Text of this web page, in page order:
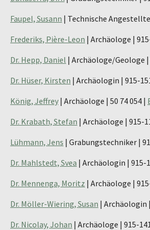
Faupel, Susann | Technische Angestellte
Frederiks, Pière-Leon | Archäologe |
Dr. Hepp, Daniel | Archäologe/Geologe |
Dr. Hüser, Kirsten | Archäologin | 915-
König, Jeffrey | Archäologe | 50 74 054 |
Dr. Krabath, Stefan | Archäologe | 915-
Lühmann, Jens | Grabungstechniker |
Dr. Mahlstedt, Svea | Archäologin | 915-
Dr. Mennenga, Moritz | Archäologe |
Dr. Möller-Wiering, Susan | Archäologin
Dr. Nicolay, Johan | Archäologe | 915-